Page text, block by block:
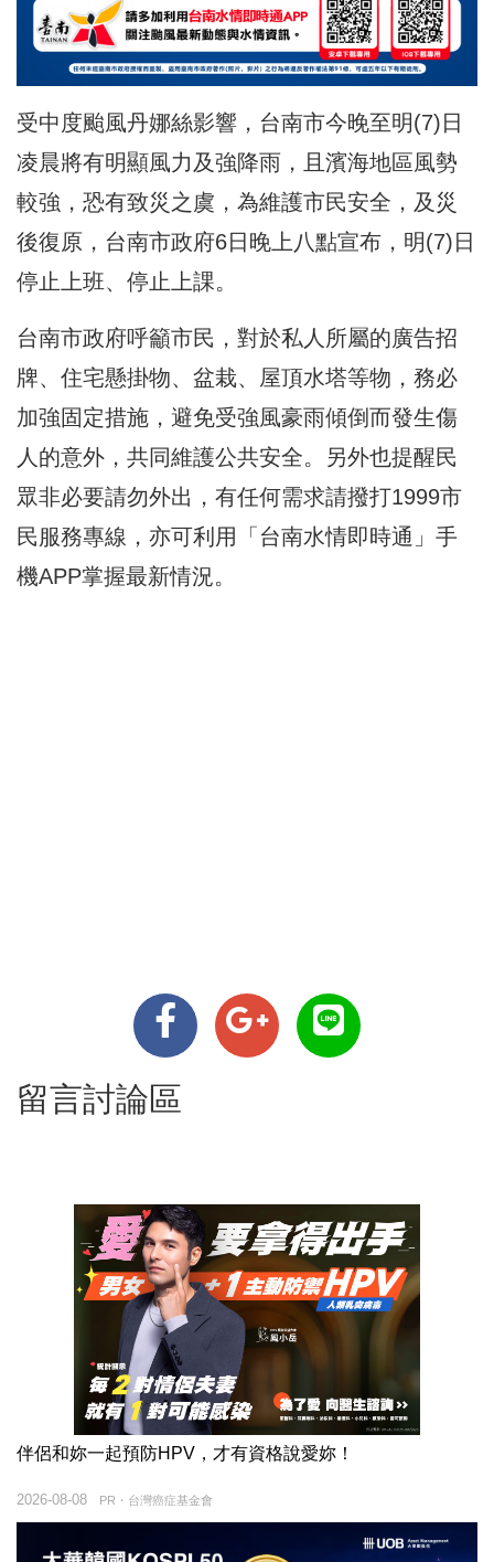
受中度颱風丹娜絲影響，台南市今晚至明(7)日
凌晨將有明顯風力及強降雨，且濱海地區風勢
較強，恐有致災之虞，為維護市民安全，及災
後復原，台南市政府6日晚上八點宣布，明(7)日
停止上班、停止上課。
台南市政府呼籲市民，對於私人所屬的廣告招
牌、住宅懸掛物、盆栽、屋頂水塔等物，務必
加強固定措施，避免受強風豪雨傾倒而發生傷
人的意外，共同維護公共安全。另外也提醒民
眾非必要請勿外出，有任何需求請撥打1999市
民服務專線，亦可利用「台南水情即時通」手
機APP掌握最新情況。
留言討論區
伴侶和妳一起預防HPV，才有資格說愛妳！
PR・台灣癌症基金會
2026-08-08